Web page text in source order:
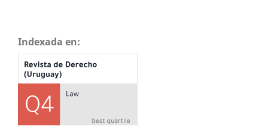
Indexada en: